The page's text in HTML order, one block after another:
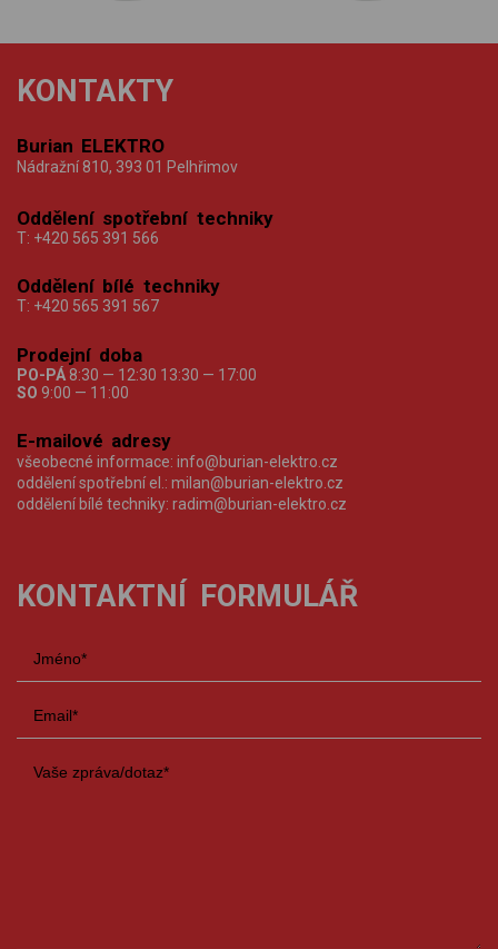
KONTAKTY
Burian ELEKTRO
Nádražní 810, 393 01 Pelhřimov
Oddělení spotřební techniky
T: +420 565 391 566
Oddělení bílé techniky
T: +420 565 391 567
Prodejní doba
PO-PÁ 8:30 — 12:30 13:30 — 17:00
SO 9:00 — 11:00
E-mailové adresy
všeobecné informace: info@burian-elektro.cz
oddělení spotřební el.: milan@burian-elektro.cz
oddělení bílé techniky: radim@burian-elektro.cz
KONTAKTNÍ FORMULÁŘ